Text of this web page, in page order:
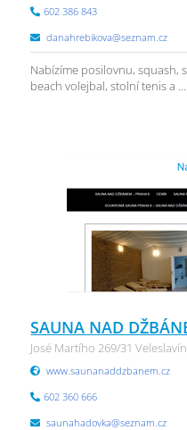
602 386 843
danahrebikova@seznam.cz
Nabízíme posilovnu, squash,
beach volejbal, stolní tenis a ...
SAUNA NAD
José Martího 269/31
www.saunanaddzbanem.cz
602 360 666
saunahadovka@seznam.cz